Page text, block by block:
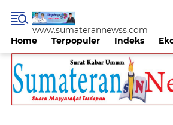
Home Terpopuler Indeks
www.sumaterannewss.com